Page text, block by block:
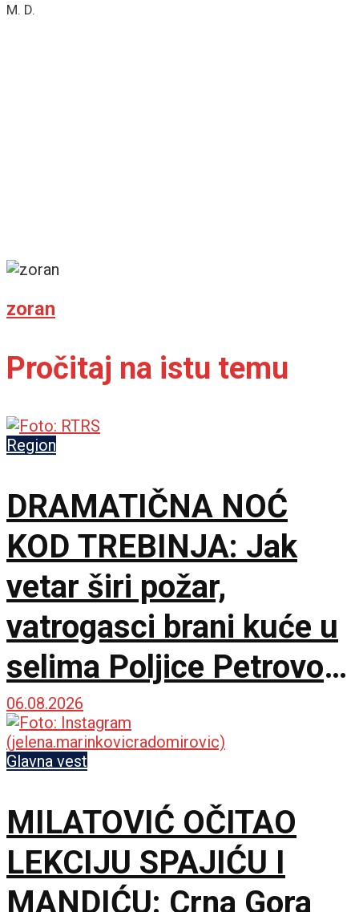
M. D.
zoran
Pročitaj na istu temu
Region
DRAMATIČNA NOĆ
KOD TREBINJA: Jak
vetar širi požar,
vatrogasci brani kuće u
selima Poljice Petrovo i
Marići
06.08.2026
Glavna vest
MILATOVIĆ OČITAO
LEKCIJU SPAJIĆU I
MANDIĆU: Crna Gora